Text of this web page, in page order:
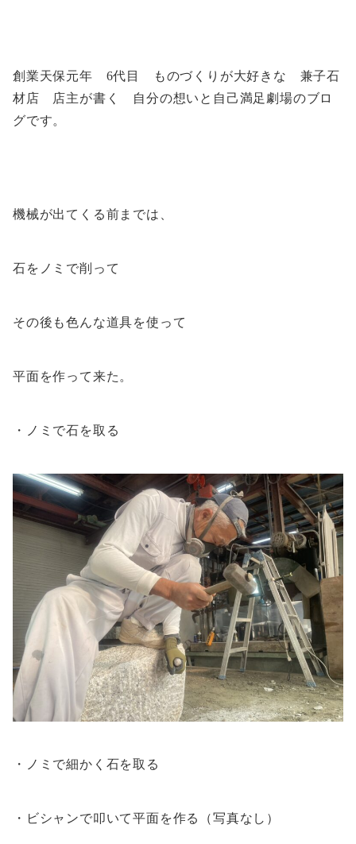
創業天保元年 6代目 ものづくりが大好きな 兼子石
材店 店主が書く 自分の想いと自己満足劇場のブロ
グです。
機械が出てくる前までは、
石をノミで削って
その後も色んな道具を使って
平面を作って来た。
・ノミで石を取る
・ノミで細かく石を取る
・ビシャンで叩いて平面を作る（写真なし）